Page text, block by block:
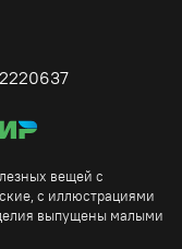
вещей с
с иллюстрациями
выпущены малыми